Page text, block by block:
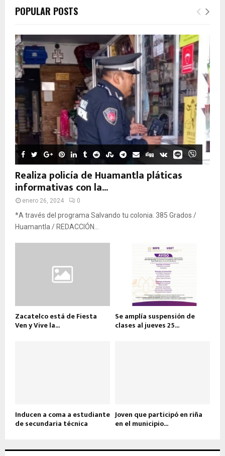
POPULAR POSTS
Realiza policía de Huamantla pláticas
informativas con la...
enero 26, 2024 0
*A través del programa Salvando tu colonia. 385 Grados /
Huamantla / REDACCIÓN...
Zacatelco está de Fiesta
Ven y Vive la...
Se amplía suspensión de
clases al jueves 25...
Inducen a coma a estudiante
de secundaria técnica
Joven que participó en riña
en el municipio...